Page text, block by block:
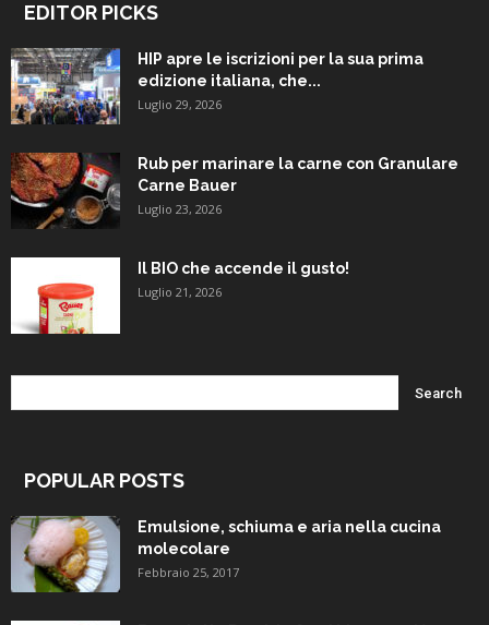
EDITOR PICKS
HIP apre le iscrizioni per la sua prima
edizione italiana, che...
Luglio 29, 2026
Rub per marinare la carne con Granulare
Carne Bauer
Luglio 23, 2026
Il BIO che accende il gusto!
Luglio 21, 2026
POPULAR POSTS
Emulsione, schiuma e aria nella cucina
molecolare
Febbraio 25, 2017